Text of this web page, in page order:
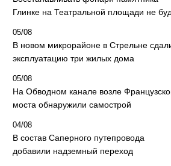
Глинке на Театральной площади не
05/08
В новом микрорайоне в Стрельне
эксплуатацию три жилых дома
05/08
На Обводном канале возле
моста обнаружили самострой
04/08
В состав Саперного путепровода
добавили надземный переход